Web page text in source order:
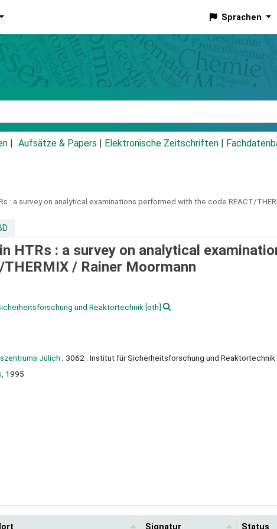
Sprachen
Aufsätze & Papers Elektronische Zeitschriften
: a survey on analytical examinations performed with the code REACT/
HTRs : a survey on analytical
/ Rainer Moormann
und Reaktortechnik [oth]
Jülich ; 3062 : Institut für Sicherheitsforschung und Reaktortechnik
1995